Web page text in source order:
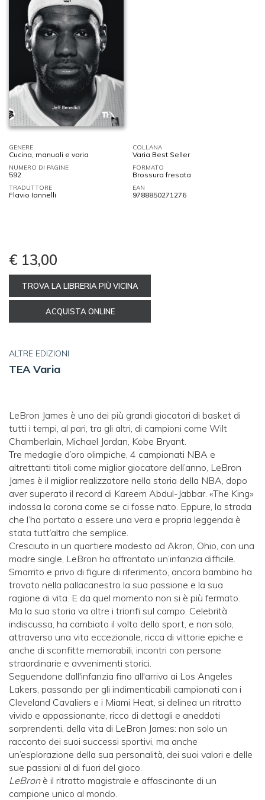
GENERE
Cucina, manuali e varia
COLLANA
Varia Best Seller
NUMERO DI PAGINE
592
FORMATO
Brossura fresata
TRADUTTORE
Flavio Iannelli
EAN
9788850271276
€ 13,00
TROVA LA LIBRERIA PIÙ VICINA
ACQUISTA ONLINE
ALTRE EDIZIONI
TEA Varia
LeBron James è uno dei più grandi giocatori di basket di
tutti i tempi, al pari, tra gli altri, di campioni come Wilt
Chamberlain, Michael Jordan, Kobe Bryant.
Tre medaglie d’oro olimpiche, 4 campionati NBA e
altrettanti titoli come miglior giocatore dell’anno, LeBron
James è il miglior realizzatore nella storia della NBA, dopo
aver superato il record di Kareem Abdul-Jabbar. «The King»
indossa la corona come se ci fosse nato. Eppure, la strada
che l’ha portato a essere una vera e propria leggenda è
stata tutt’altro che semplice.
Cresciuto in un quartiere modesto ad Akron, Ohio, con una
madre single, LeBron ha affrontato un’infanzia difficile.
Smarrito e privo di figure di riferimento, ancora bambino ha
trovato nella pallacanestro la sua passione e la sua
ragione di vita. E da quel momento non si è più fermato.
Ma la sua storia va oltre i trionfi sul campo. Celebrità
indiscussa, ha cambiato il volto dello sport, e non solo,
attraverso una vita eccezionale, ricca di vittorie epiche e
anche di sconfitte memorabili, incontri con persone
straordinarie e avvenimenti storici.
Seguendone dall'infanzia fino all'arrivo ai Los Angeles
Lakers, passando per gli indimenticabili campionati con i
Cleveland Cavaliers e i Miami Heat, si delinea un ritratto
vivido e appassionante, ricco di dettagli e aneddoti
sorprendenti, della vita di LeBron James: non solo un
racconto dei suoi successi sportivi, ma anche
un’esplorazione della sua personalità, dei suoi valori e delle
sue passioni al di fuori del gioco.
LeBronè il ritratto magistrale e affascinante di un
campione unico al mondo.